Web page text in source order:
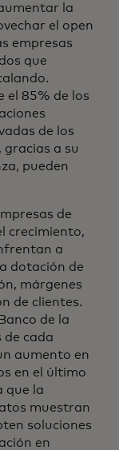
la
el open
empresas
que
el 85% de los
de los
gracias a su
pueden
de
crecimiento,
a
dotación de
márgenes
de clientes.
de la
de cada
aumento en
en el último
que la
muestran
soluciones
en